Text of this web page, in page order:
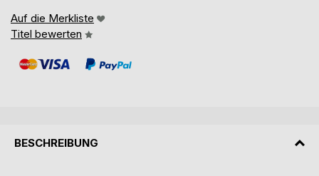
Auf die Merkliste
Titel bewerten
BESCHREIBUNG